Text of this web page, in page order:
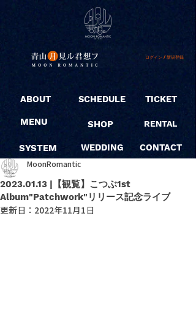
ログイン / 新規登録
ABOUT
MENU
SYSTEM
SCHEDULE
SHOP
WEDDING
TICKET
RENTAL
CONTACT
2023.01.13 |【観覧】こつぶ1st
Album"Patchwork"リリース記念ライブ
MoonRomantic
更新日： 2022年11月1日